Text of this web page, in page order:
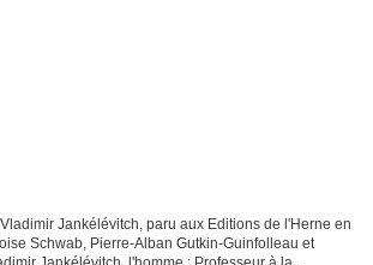
Jankélévitch, paru aux Editions de l'Herne en
Schwab, Pierre-Alban Gutkin-Guinfolleau et